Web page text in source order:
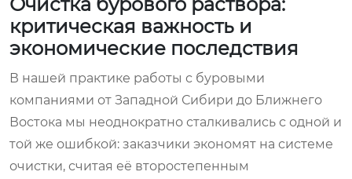
критическая важность и
экономические последствия
В нашей практике работы с буровыми
компаниями от Западной Сибири до Ближнего
Востока мы неоднократно сталкивались с одной и
той же ошибкой: заказчики экономят на системе
очистки, считая её второстепенным